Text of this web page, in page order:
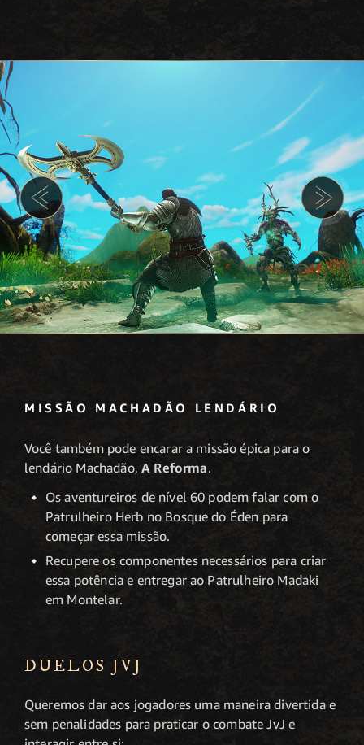
MISSÃO MACHADÃO LENDÁRIO
Você também pode encarar a missão épica para o
lendário Machadão,A Reforma.
Os aventureiros de nível 60 podem falar com o
Patrulheiro Herb no Bosque do Éden para
começar essa missão.
Recupere os componentes necessários para criar
essa potência e entregar ao Patrulheiro Madaki
em Montelar.
DUELOS JVJ
Queremos dar aos jogadores uma maneira divertida e
sem penalidades para praticar o combate JvJ e